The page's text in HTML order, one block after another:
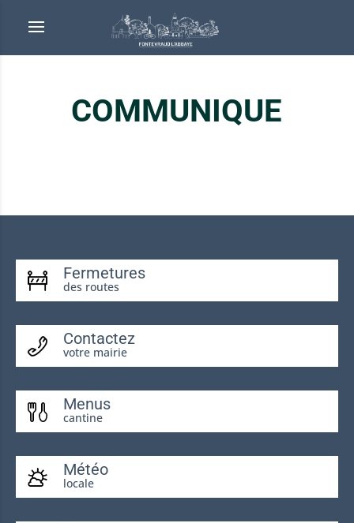
COMMUNIQUE
Fermetures
des routes
Contactez
votre mairie
Menus
cantine
Météo
locale